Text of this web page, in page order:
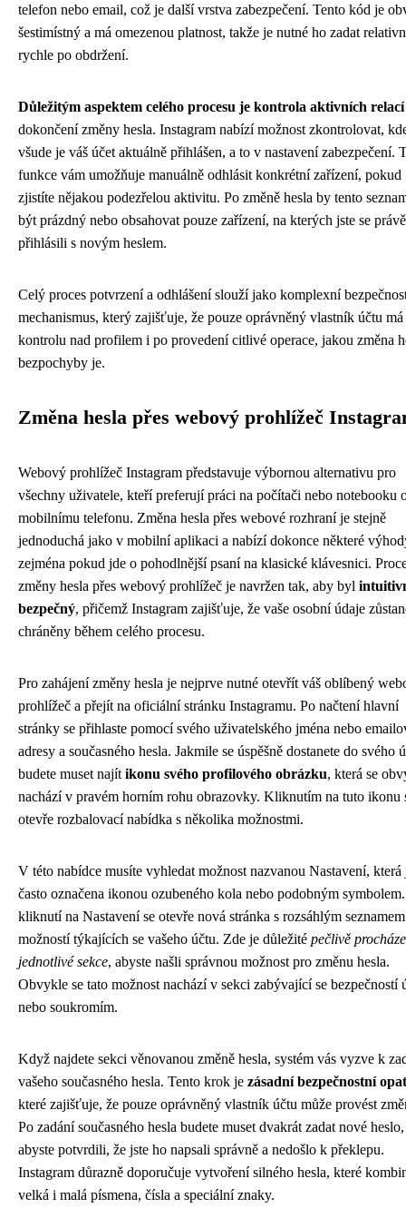
telefon nebo email, což je další vrstva zabezpečení. Tento kód je
šestimístný a má omezenou platnost, takže je nutné ho zadat
rychle po obdržení.
Důležitým aspektem celého procesu je kontrola aktivních relací
dokončení změny hesla. Instagram nabízí možnost zkontrolovat,
všude je váš účet aktuálně přihlášen, a to v nastavení zabezpečení.
funkce vám umožňuje manuálně odhlásit konkrétní zařízení, pokud
zjistíte nějakou podezřelou aktivitu. Po změně hesla by tento
být prázdný nebo obsahovat pouze zařízení, na kterých jste se právě
přihlásili s novým heslem.
Celý proces potvrzení a odhlášení slouží jako komplexní
mechanismus, který zajišťuje, že pouze oprávněný vlastník účtu má
kontrolu nad profilem i po provedení citlivé operace, jakou změna
bezpochyby je.
Změna hesla přes webový prohlížeč
Webový prohlížeč Instagram představuje výbornou alternativu pro
všechny uživatele, kteří preferují práci na počítači nebo notebooku
mobilnímu telefonu. Změna hesla přes webové rozhraní je stejně
jednoduchá jako v mobilní aplikaci a nabízí dokonce některé
zejména pokud jde o pohodlnější psaní na klasické klávesnici.
změny hesla přes webový prohlížeč je navržen tak, aby byl
bezpečný, přičemž Instagram zajišťuje, že vaše osobní údaje
chráněny během celého procesu.
Pro zahájení změny hesla je nejprve nutné otevřít váš oblíbený
prohlížeč a přejít na oficiální stránku Instagramu. Po načtení hlavní
stránky se přihlaste pomocí svého uživatelského jména nebo
adresy a současného hesla. Jakmile se úspěšně dostanete do svého
budete muset najít ikonu svého profilového obrázku, která se
nachází v pravém horním rohu obrazovky. Kliknutím na tuto ikonu
otevře rozbalovací nabídka s několika možnostmi.
V této nabídce musíte vyhledat možnost nazvanou Nastavení, která
často označena ikonou ozubeného kola nebo podobným
kliknutí na Nastavení se otevře nová stránka s rozsáhlým seznamem
možností týkajících se vašeho účtu. Zde je důležité pečlivě
jednotlivé sekce, abyste našli správnou možnost pro změnu hesla.
Obvykle se tato možnost nachází v sekci zabývající se bezpečností
nebo soukromím.
Když najdete sekci věnovanou změně hesla, systém vás vyzve k
vašeho současného hesla. Tento krok je zásadní bezpečnostní
které zajišťuje, že pouze oprávněný vlastník účtu může provést
Po zadání současného hesla budete muset dvakrát zadat nové heslo,
abyste potvrdili, že jste ho napsali správně a nedošlo k překlepu.
Instagram důrazně doporučuje vytvoření silného hesla, které
velká i malá písmena, čísla a speciální znaky.